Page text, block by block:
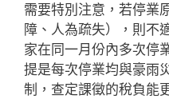
需要特別注意，若停業
障、人為疏失），則不
家在同一月份內多次停
提是每次停業均與豪雨
制，查定課徵的稅負能